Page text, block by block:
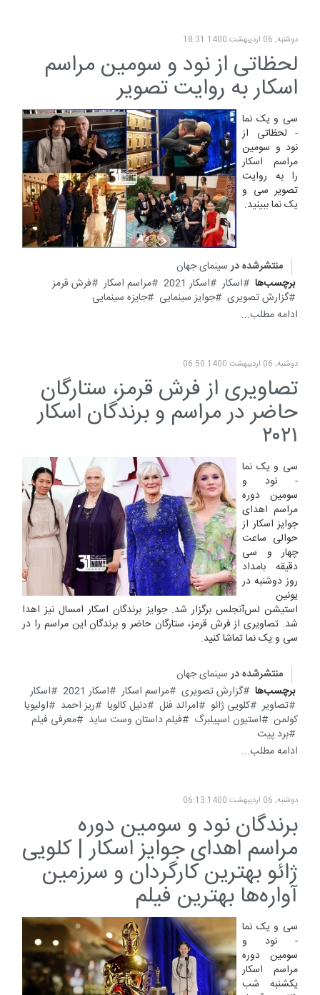
دوشنبه, 06 ارديبهشت 1400 18:31
لحظاتی از نود و سومین مراسم
اسکار به روایت تصویر
سی و یک نما
- لحظاتی از
نود و سومین
مراسم اسکار
را به روایت
تصویر سی و
یک نما ببینید.
منتشرشده در سینمای جهان
برچسب‌ها
اسکار اسکار 2021 مراسم اسکار
فرش قرمز
گزارش تصویری
جوایز سینمایی
جایزه سینمایی
ادامه مطلب...
دوشنبه, 06 ارديبهشت 1400 06:50
تصاویری از فرش قرمز، ستارگان
حاضر در مراسم و برندگان اسکار
۲۰۲۱
سی و یک نما
- نود و
سومین دوره
مراسم اهدای
جوایز اسکار از
حوالی ساعت
چهار و سی
دقیقه بامداد
روز دوشنبه در
یونین
استیشن لس‌آنجلس برگزار شد. جوایز برندگان اسکار امسال نیز اهدا
شد. تصاویری از فرش قرمز، ستارگان حاضر و برندگان این مراسم را در
سی و یک نما تماشا کنید.
منتشرشده در سینمای جهان
برچسب‌ها
گزارش تصویری مراسم اسکار اسکار 2021
اسکار
تصاویر
کلویی ژائو امرالد فنل دنیل کالویا ریز احمد
اولیویا
کولمن
استیون اسپیلبرگ فیلم داستان وست ساید
معرفی فیلم
برد پیت
ادامه مطلب...
دوشنبه, 06 ارديبهشت 1400 06:13
برندگان نود و سومین دوره
مراسم اهدای جوایز اسکار | کلویی
ژائو بهترین کارگردان و سرزمین
آواره‌ها بهترین فیلم
سی و یک نما
- نود و
سومین دوره
مراسم اسکار
یکشنبه شب